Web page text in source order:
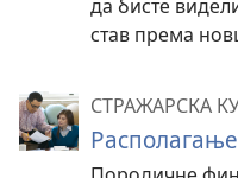
да бисте
став према
СТРАЖАРСКА